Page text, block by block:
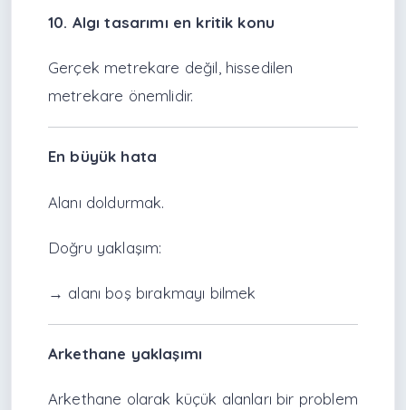
10. Algı tasarımı en kritik konu
Gerçek metrekare değil, hissedilen
metrekare önemlidir.
En büyük hata
Alanı doldurmak.
Doğru yaklaşım:
→ alanı boş bırakmayı bilmek
Arkethane yaklaşımı
Arkethane olarak küçük alanları bir problem